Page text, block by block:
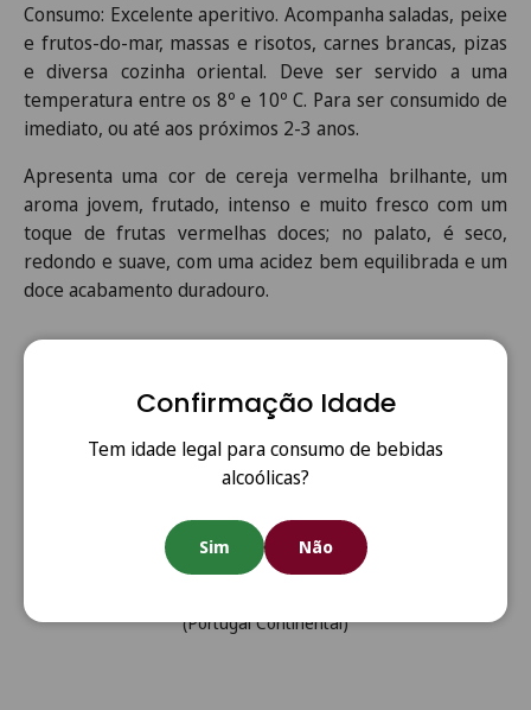
Consumo: Excelente aperitivo. Acompanha saladas, peixe
e frutos-do-mar, massas e risotos, carnes brancas, pizas
e diversa cozinha oriental. Deve ser servido a uma
temperatura entre os 8º e 10º C. Para ser consumido de
imediato, ou até aos próximos 2-3 anos.
Apresenta uma cor de cereja vermelha brilhante, um
aroma jovem, frutado, intenso e muito fresco com um
toque de frutas vermelhas doces; no palato, é seco,
redondo e suave, com uma acidez bem equilibrada e um
doce acabamento duradouro.
Confirmação Idade
Tem idade legal para consumo de bebidas
alcoólicas?
Sim Não
Portes Grátis
(Portugal Continental)